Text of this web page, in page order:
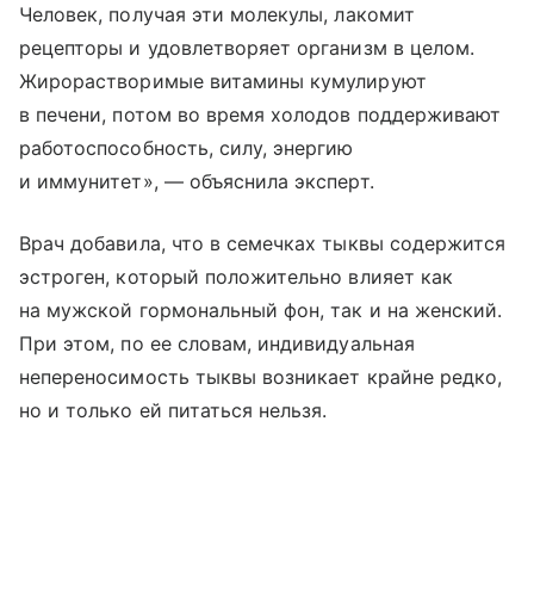
Человек, получая эти молекулы, лакомит
рецепторы и удовлетворяет организм в целом.
Жирорастворимые витамины кумулируют
в печени, потом во время холодов поддерживают
работоспособность, силу, энергию
и иммунитет», — объяснила эксперт.
Врач добавила, что в семечках тыквы содержится
эстроген, который положительно влияет как
на мужской гормональный фон, так и на женский.
При этом, по ее словам, индивидуальная
непереносимость тыквы возникает крайне редко,
но и только ей питаться нельзя.